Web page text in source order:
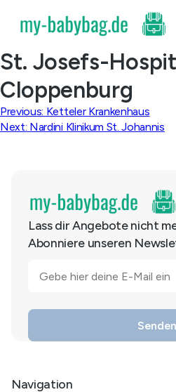
content
St. Josefs-
Cloppenburg
Beitragsnavigation
Previous: Ketteler Krankenhaus
Next: Nardini Klinikum St. Johannis
Lass dir Angebote nicht
Abonniere unseren
Navigation